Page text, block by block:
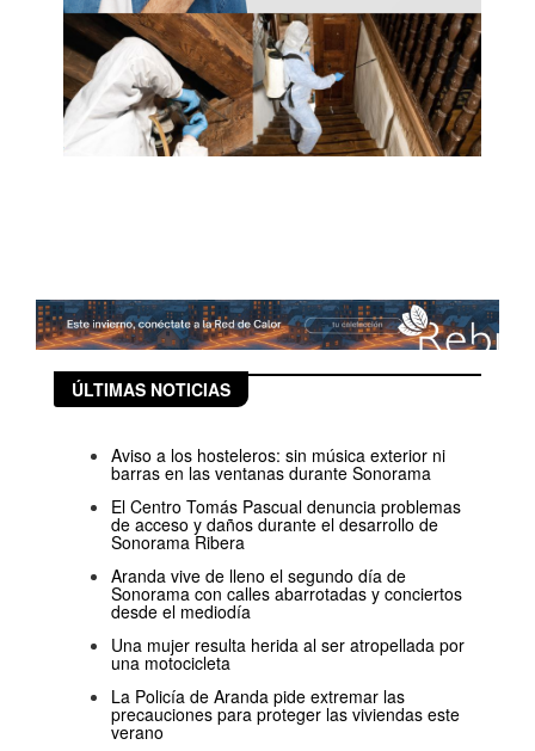
ÚLTIMAS NOTICIAS
Aviso a los hosteleros: sin música exterior ni
barras en las ventanas durante Sonorama
El Centro Tomás Pascual denuncia problemas
de acceso y daños durante el desarrollo de
Sonorama Ribera
Aranda vive de lleno el segundo día de
Sonorama con calles abarrotadas y conciertos
desde el mediodía
Una mujer resulta herida al ser atropellada por
una motocicleta
La Policía de Aranda pide extremar las
precauciones para proteger las viviendas este
verano